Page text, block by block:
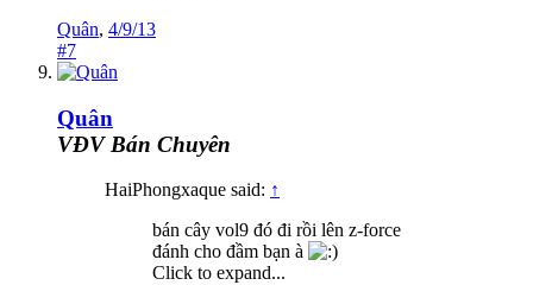
Quân, 4/9/13
#7
Quân
VĐV Bán Chuyên
HaiPhongxaque said: ↑
bán cây vol9 đó đi rồi lên z-force
đánh cho đầm bạn à
Click to expand...